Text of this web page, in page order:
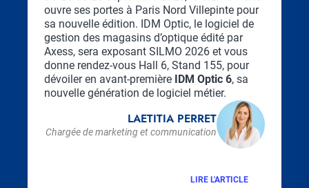
ouvre ses portes à Paris Nord Villepinte pour
sa nouvelle édition. IDM Optic, le logiciel de
gestion des magasins d’optique édité par
Axess, sera exposant SILMO 2026 et vous
donne rendez-vous Hall 6, Stand 155, pour
dévoiler en avant-première IDM Optic 6, sa
nouvelle génération de logiciel métier.
LAETITIA PERRET
Chargée de marketing et communication
LIRE L'ARTICLE